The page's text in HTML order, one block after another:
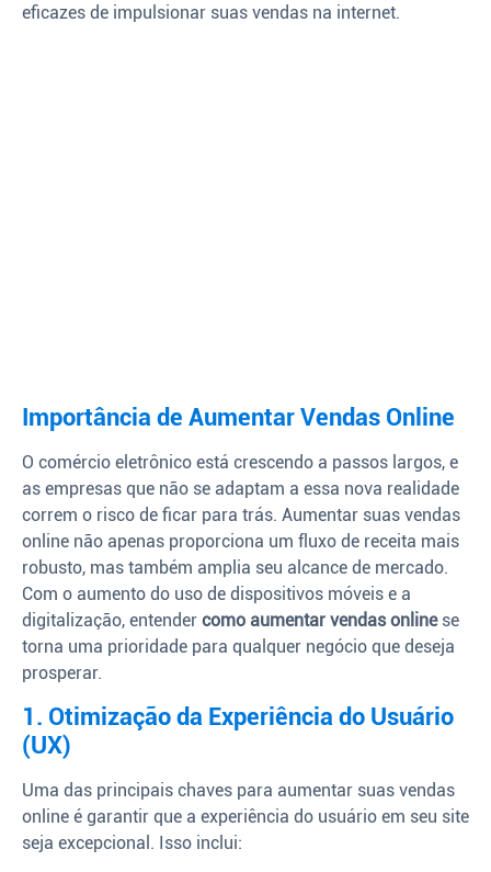
eficazes de impulsionar suas vendas na internet.
Importância de Aumentar Vendas Online
O comércio eletrônico está crescendo a passos largos, e
as empresas que não se adaptam a essa nova realidade
correm o risco de ficar para trás. Aumentar suas vendas
online não apenas proporciona um fluxo de receita mais
robusto, mas também amplia seu alcance de mercado.
Com o aumento do uso de dispositivos móveis e a
digitalização, entender como aumentar vendas onlinese
torna uma prioridade para qualquer negócio que deseja
prosperar.
1. Otimização da Experiência do Usuário
(UX)
Uma das principais chaves para aumentar suas vendas
online é garantir que a experiência do usuário em seu site
seja excepcional. Isso inclui: